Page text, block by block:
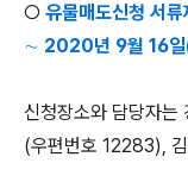
○ 유물매도신청 서
∼ 2020년 9월 16일
신청장소와 담당자는
(우편번호 12283),